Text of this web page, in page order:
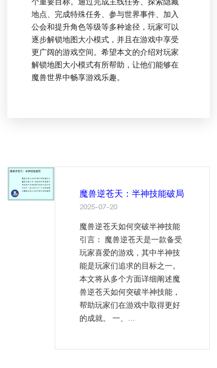
地点、完成特殊任务、参与世界事件、加入
公会和提升角色等级等多种途径，玩家可以
逐步解锁地图大小模式，并且在游戏中享受
更广阔的游戏空间。希望本文的介绍对玩家
解锁地图大小模式有所帮助，让他们能够在
魔兽世界中畅享游戏乐趣。
魔兽逆苍天：半神技能破局
2025-07-20
魔兽逆苍天如何突破半神技能
引言： 魔兽逆苍天是一款备受
玩家喜爱的游戏，其中半神技
能是玩家们追求的目标之一。
本文将从多个方面详细阐述魔
兽逆苍天如何突破半神技能，
帮助玩家们在游戏中取得更好
的成就。 一、...